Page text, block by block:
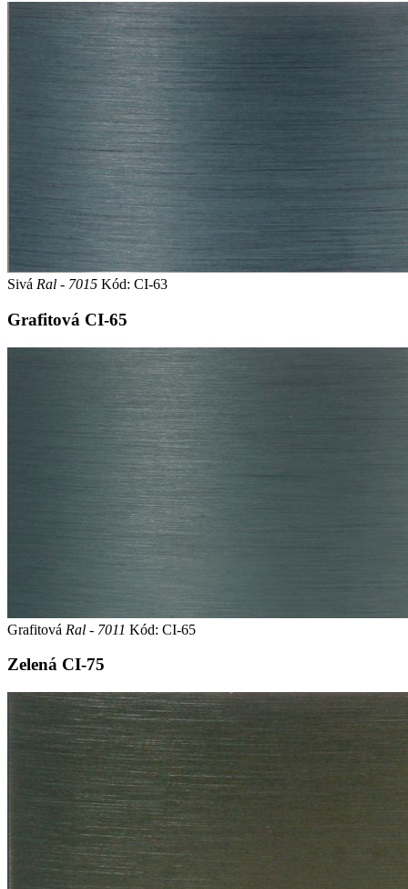
Sivá Ral - 7015 Kód: CI-63
Grafitová CI-65
Grafitová Ral - 7011 Kód: CI-65
Zelená CI-75